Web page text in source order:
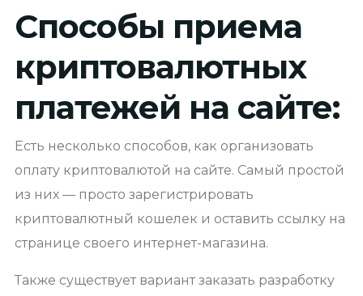
Способы приема
криптовалютных
платежей на сайте:
Есть несколько способов, как организовать
оплату криптовалютой на сайте. Самый простой
из них — просто зарегистрировать
криптовалютный кошелек и оставить ссылку на
странице своего интернет-магазина.
Также существует вариант заказать разработку